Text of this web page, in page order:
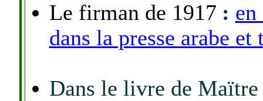
Le firman de 1917 : en
dans la presse arabe
Dans le livre de Maïtre